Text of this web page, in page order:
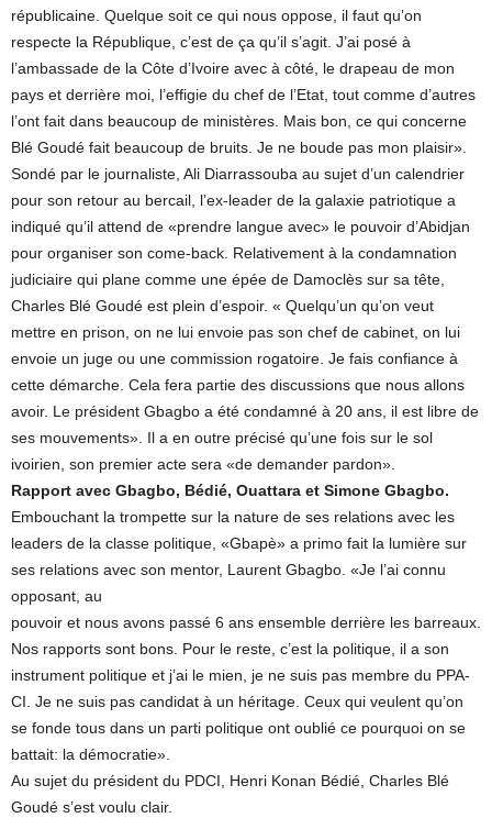
républicaine. Quelque soit ce qui nous oppose, il faut qu’on
respecte la République, c’est de ça qu’il s’agit. J’ai posé à
l’ambassade de la Côte d’Ivoire avec à côté, le drapeau de mon
pays et derrière moi, l’effigie du chef de l’Etat, tout comme d’autres
l’ont fait dans beaucoup de ministères. Mais bon, ce qui concerne
Blé Goudé fait beaucoup de bruits. Je ne boude pas mon plaisir».
Sondé par le journaliste, Ali Diarrassouba au sujet d’un calendrier
pour son retour au bercail, l’ex-leader de la galaxie patriotique a
indiqué qu’il attend de «prendre langue avec» le pouvoir d’Abidjan
pour organiser son come-back. Relativement à la condamnation
judiciaire qui plane comme une épée de Damoclès sur sa tête,
Charles Blé Goudé est plein d’espoir. « Quelqu’un qu’on veut
mettre en prison, on ne lui envoie pas son chef de cabinet, on lui
envoie un juge ou une commission rogatoire. Je fais confiance à
cette démarche. Cela fera partie des discussions que nous allons
avoir. Le président Gbagbo a été condamné à 20 ans, il est libre de
ses mouvements». Il a en outre précisé qu’une fois sur le sol
ivoirien, son premier acte sera «de demander pardon».
Rapport avec Gbagbo, Bédié, Ouattara et Simone Gbagbo.
Embouchant la trompette sur la nature de ses relations avec les
leaders de la classe politique, «Gbapè» a primo fait la lumière sur
ses relations avec son mentor, Laurent Gbagbo. «Je l’ai connu
opposant, au
pouvoir et nous avons passé 6 ans ensemble derrière les barreaux.
Nos rapports sont bons. Pour le reste, c’est la politique, il a son
instrument politique et j’ai le mien, je ne suis pas membre du PPA-
CI. Je ne suis pas candidat à un héritage. Ceux qui veulent qu’on
se fonde tous dans un parti politique ont oublié ce pourquoi on se
battait: la démocratie».
Au sujet du président du PDCI, Henri Konan Bédié, Charles Blé
Goudé s’est voulu clair.